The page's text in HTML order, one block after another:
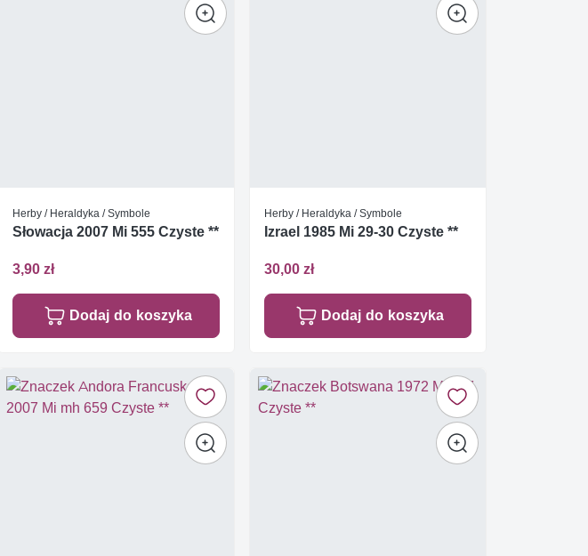
Herby / Heraldyka / Symbole
Słowacja 2007 Mi 555 Czyste **
3,90 zł
Dodaj do koszyka
Herby / Heraldyka / Symbole
Izrael 1985 Mi 29-30 Czyste **
30,00 zł
Dodaj do koszyka